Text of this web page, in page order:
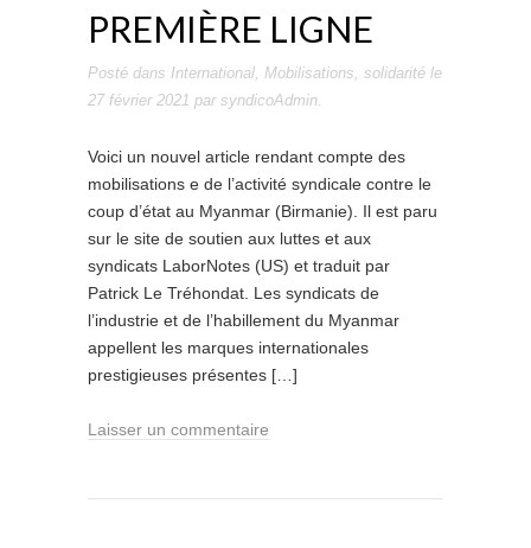
PREMIÈRE LIGNE
Posté dans International, Mobilisations, solidarité le
27 février 2021 par syndicoAdmin.
Voici un nouvel article rendant compte des
mobilisations e de l’activité syndicale contre le
coup d’état au Myanmar (Birmanie). Il est paru
sur le site de soutien aux luttes et aux
syndicats LaborNotes (US) et traduit par
Patrick Le Tréhondat. Les syndicats de
l’industrie et de l’habillement du Myanmar
appellent les marques internationales
prestigieuses présentes […]
Laisser un commentaire